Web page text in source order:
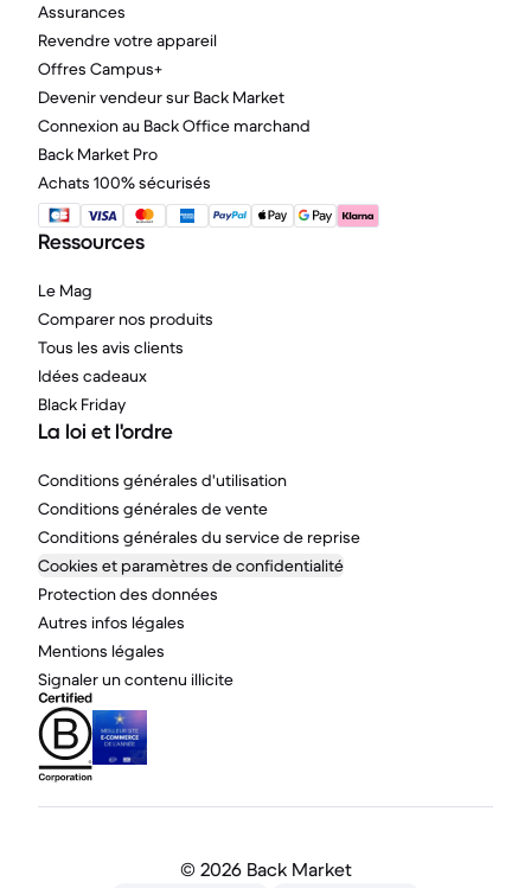
Assurances
Revendre votre appareil
Offres Campus+
Devenir vendeur sur Back Market
Connexion au Back Office marchand
Back Market Pro
Achats 100% sécurisés
Ressources
Le Mag
Comparer nos produits
Tous les avis clients
Idées cadeaux
Black Friday
La loi et l'ordre
Conditions générales d'utilisation
Conditions générales de vente
Conditions générales du service de reprise
Cookies et paramètres de confidentialité
Protection des données
Autres infos légales
Mentions légales
Signaler un contenu illicite
© 2026 Back Market